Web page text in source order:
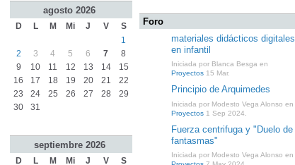
agosto 2026
D L M Mi J V
S
1
2
3 4 5 6 7
8
9
10 11 12 13 14
15
16
17 18 19 20 21
22
23
24 25 26 27 28
29
30
31
septiembre 2026
D L M Mi J V
S
Foro
materiales didácticos digitales
en infantil
Iniciada por Blanca Besga en
Proyectos 15 Mar.
Principio de Arquimedes
Iniciada por Modesto Vega Alonso en
Proyectos 1 Sep 2024.
Fuerza centrifuga y "Duelo de
fantasmas"
Iniciada por Modesto Vega Alonso en